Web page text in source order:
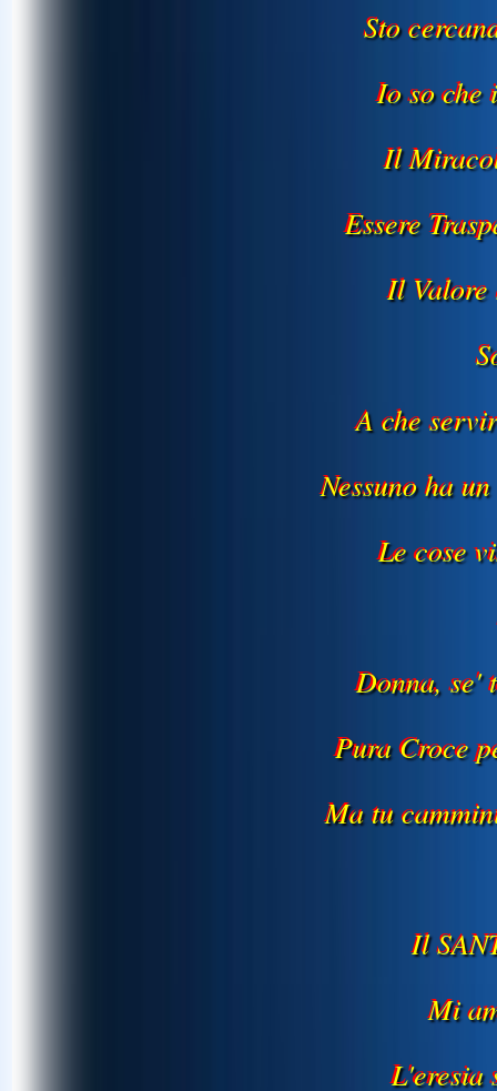
Sto
Io so
Il
Essere
Il
A che
Nessuno ha
Le cose
Donna,
Pura Croce
Ma tu
Il
Mi
L'eresia